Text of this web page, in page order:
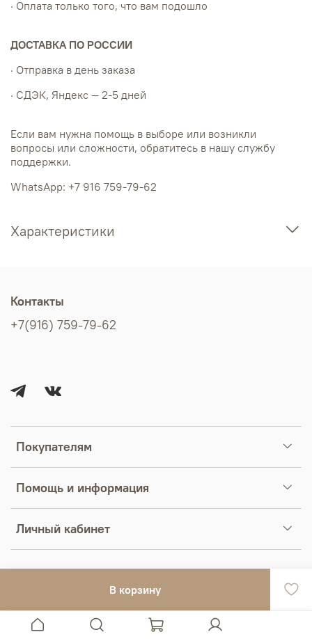
В корзину
· Оплата только того, что вам подошло
ДОСТАВКА ПО РОССИИ
· Отправка в день заказа
· СДЭК, Яндекс — 2-5 дней
Если вам нужна помощь в выборе или возникли
вопросы или сложности, обратитесь в нашу службу
поддержки.
WhatsApp: +7 916 759-79-62
Характеристики
Покупателям
Помощь и информация
Личный кабинет
Контакты
+7(916) 759-79-62